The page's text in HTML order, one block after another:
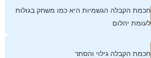
חכמת הקבלה הגשמיות היא כמו משחק בגולות
לעומת יהלום
חכמת הקבלה גילוי והסתר